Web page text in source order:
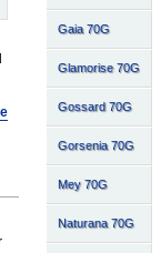
Gaia 70G
Glamorise 70G
Gossard 70G
Gorsenia 70G
Mey 70G
Naturana 70G